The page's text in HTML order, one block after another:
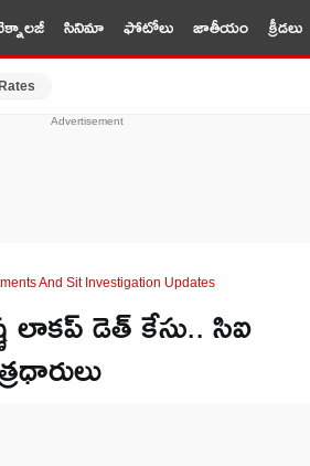
సినిమా ఫోటోలు జాతీయం క్రీడలు
And Sit Investigation Updates
లాకప్ డెత్ కేసు.. సిఐ